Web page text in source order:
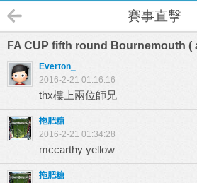
賽事直擊
FA CUP fifth round Bournemouth (
Everton_
2016-2-21 01:16:16
thx樓上兩位師兄
拖肥糖
2016-2-21 01:34:28
mccarthy yellow
拖肥糖